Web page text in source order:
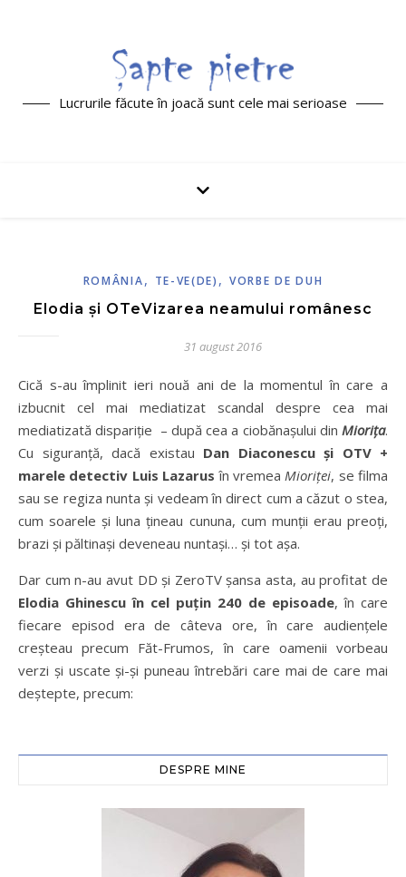
Lucrurile făcute în joacă sunt cele mai serioase
ROMÂNIA, TE-VE(DE) , VORBE DE DUH
Elodia și OTeVizarea neamului românesc
31 august 2016
Cică s-au împlinit ieri nouă ani de la momentul în care a
izbucnit cel mai mediatizat scandal despre cea mai
mediatizată dispariție – după cea a ciobănașului din Miorița.
Cu siguranță, dacă existau Dan Diaconescu și OTV +
marele detectiv Luis Lazarus în vremeaMioriței, se filma
sau se regiza nunta și vedeam în direct cum a căzut o stea,
cum soarele și luna țineau cununa, cum munții erau preoți,
brazi și păltinași deveneau nuntași… și tot așa.
Dar cum n-au avut DD și ZeroTV șansa asta, au profitat de
Elodia Ghinescu în cel puțin 240 de episoade, în care
fiecare episod era de câteva ore, în care audiențele
creșteau precum Făt-Frumos, în care oamenii vorbeau
verzi și uscate și-și puneau întrebări care mai de care mai
deștepte, precum:
DESPRE MINE